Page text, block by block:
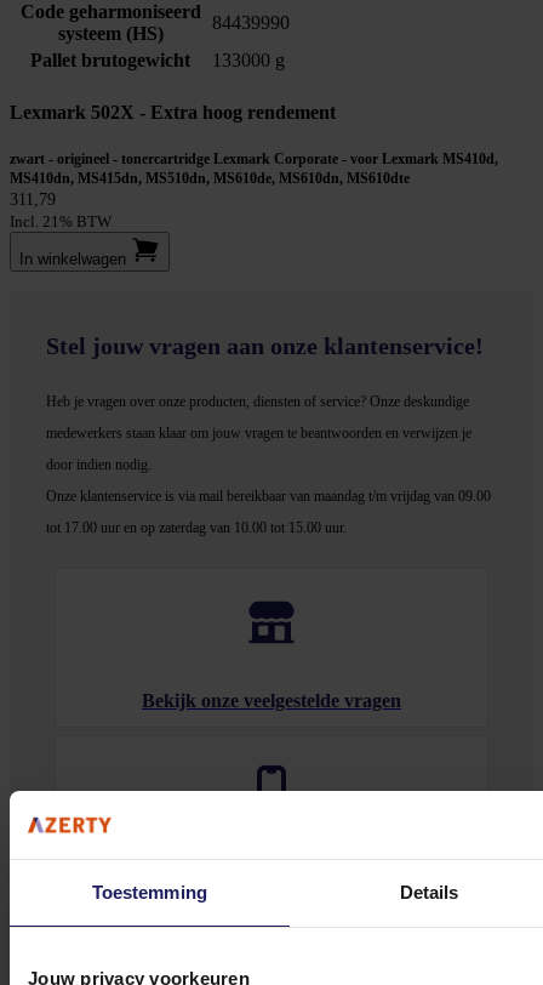
Toestemming Details
Jouw privacy voorkeuren
Code geharmoniseerd
systeem (HS)
84439990
Pallet brutogewicht
133000 g
Lexmark 502X - Extra hoog rendement
zwart - origineel - tonercartridge Lexmark Corporate - voor Lexmark MS410d,
MS410dn, MS415dn, MS510dn, MS610de, MS610dn, MS610dte
311,79
Incl. 21% BTW
In winkel­wagen
Stel jouw vragen aan onze klantenservice!
Heb je vragen over onze producten, diensten of service? Onze deskundige
medewerkers staan klaar om jouw vragen te beantwoorden en verwijzen je
door indien nodig.
Onze klantenservice is via mail bereikbaar van maandag t/m vrijdag van 09.00
tot 17.00 uur en op zaterdag van 10.00 tot 15.00 uur.
Bekijk onze veelgestelde vragen